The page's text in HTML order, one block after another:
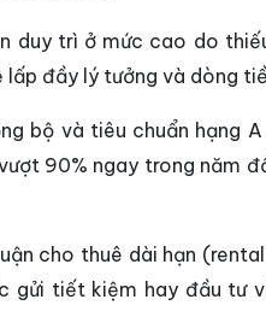
duy trì ở mức cao do
đầy lý tưởng và dòng
bộ và tiêu chuẩn hạng
90% ngay trong năm
cho thuê dài hạn
gửi tiết kiệm hay đầu tư